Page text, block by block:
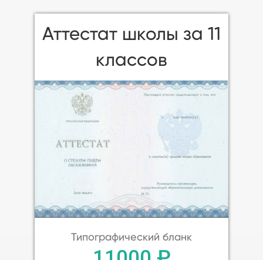
Аттестат школы за 11
классов
Типографический бланк